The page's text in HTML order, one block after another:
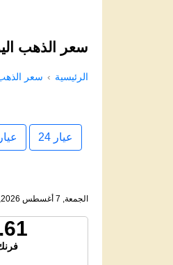
سعر الذهب
الرئيسية سعر
عيار 24 عيار
الجمعة, 7 أغسطس 2026, 6:39 م